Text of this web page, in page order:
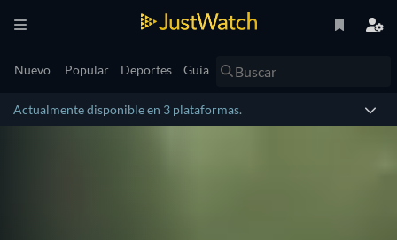
Nuevo Popular Deportes Guía
Actualmente disponible en 3 plataformas.